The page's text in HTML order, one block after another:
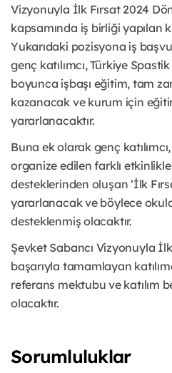
Vizyonuyla İlk Fırsat 2024
kapsamında iş birliği yapılan
Yukarıdaki pozisyona iş
genç katılımcı, Türkiye
boyunca işbaşı eğitim, tam
kazanacak ve kurum için
yararlanacaktır.
Buna ek olarak genç
organize edilen farklı
desteklerinden oluşan ‘İlk
yararlanacak ve böylece
desteklenmiş olacaktır.
Şevket Sabancı Vizyonuyla İlk
başarıyla tamamlayan
referans mektubu ve katılım
olacaktır.
Sorumluluklar